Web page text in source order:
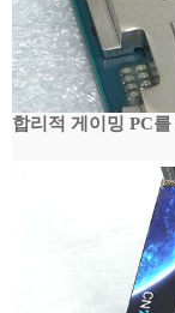
합리적 게이밍 PC